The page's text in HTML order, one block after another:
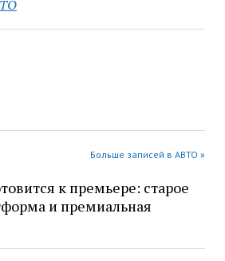
Больше записей в АВТО »
к премьере: старое
и премиальная